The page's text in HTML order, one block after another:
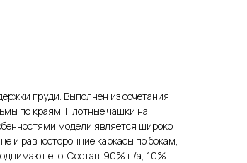
груди. Выполнен из сочетания
по краям. Плотные чашки на
модели является широко
и равносторонние каркасы по бокам,
его. Состав: 90% п/а, 10%